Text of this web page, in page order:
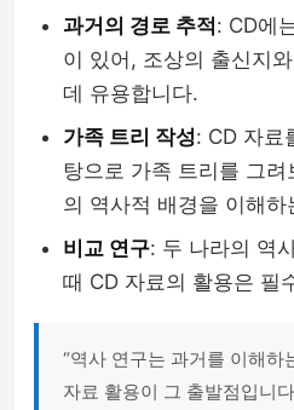
과거의 경로 추적: CD에
이 있어, 조상의 출신지
데 유용합니다.
가족 트리 작성: CD 자료
탕으로 가족 트리를 그
의 역사적 배경을 이해
비교 연구: 두 나라의 역
때 CD 자료의 활용은 필
“역사 연구는 과거를 이해하
자료 활용이 그 출발점입니